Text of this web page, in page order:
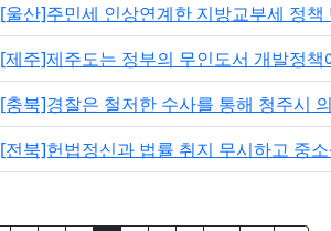
[울산]주민세 인상연계한 지방교부세 정책
[제주]제주도는 정부의 무인도서 개발정
[충북]경찰은 철저한 수사를 통해 청주시
[전북]헌법정신과 법률 취지 무시하고 중